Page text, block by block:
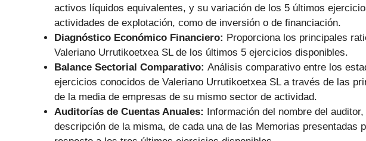
activos líquidos equivalentes, y su variación de los 5 últimos
actividades de explotación, como de inversión o de financiación.
Diagnóstico Económico Financiero: Proporciona los principales
Valeriano Urrutikoetxea SL de los últimos 5 ejercicios disponibles.
Balance Sectorial Comparativo: Análisis comparativo entre los
ejercicios conocidos de Valeriano Urrutikoetxea SL a través de las
de la media de empresas de su mismo sector de actividad.
Auditorías de Cuentas Anuales: Información del nombre del
descripción de la misma, de cada una de las Memorias presentadas